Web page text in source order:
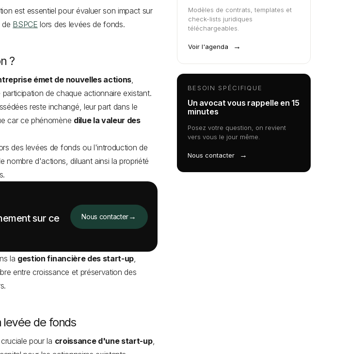
est essentiel pour évaluer son impact sur
de BSPCE lors des levées de fonds.
?
émet de nouvelles actions,
de chaque actionnaire existant.
reste inchangé, leur part dans le
car ce phénomène dilue la valeur des
des levées de fonds ou l'introduction de
nombre d'actions, diluant ainsi la propriété
sur ce
Nous contacter→
la gestion financière des start-up,
entre croissance et préservation des
levée de fonds
pour la croissance d'une start-up,
Modèles de contrats, templates et
check-lists juridiques
téléchargeables.
Voir l'agenda →
BESOIN SPÉCIFIQUE
Un avocat vous rappelle en 15
minutes
Posez votre question, on revient
vers vous le jour même.
Nous contacter →